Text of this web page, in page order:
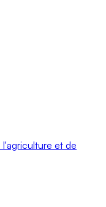
l'agriculture et de